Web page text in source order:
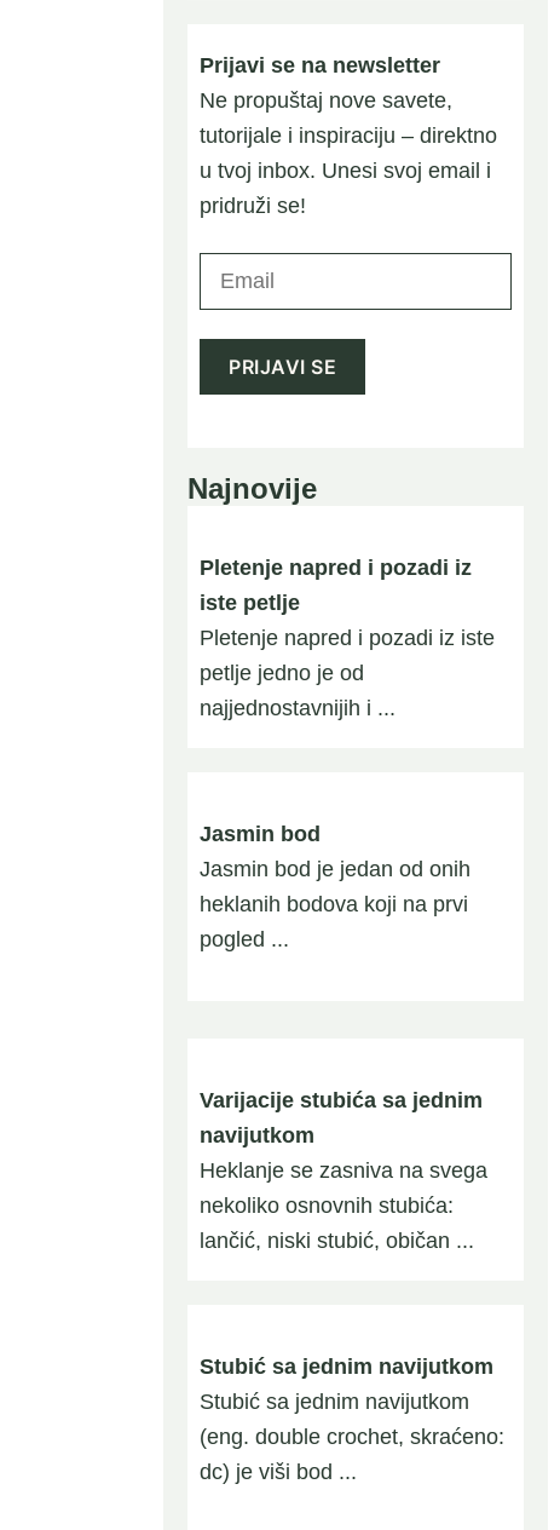
Prijavi se na newsletter
Ne propuštaj nove savete,
tutorijale i inspiraciju – direktno
u tvoj inbox. Unesi svoj email i
pridruži se!
Najnovije
Pletenje napred i pozadi iz
iste petlje
Pletenje napred i pozadi iz iste
petlje jedno je od
najjednostavnijih i ...
Jasmin bod
Jasmin bod je jedan od onih
heklanih bodova koji na prvi
pogled ...
Varijacije stubića sa jednim
navijutkom
Heklanje se zasniva na svega
nekoliko osnovnih stubića:
lančić, niski stubić, običan ...
Stubić sa jednim navijutkom
Stubić sa jednim navijutkom
(eng. double crochet, skraćeno:
dc) je viši bod ...